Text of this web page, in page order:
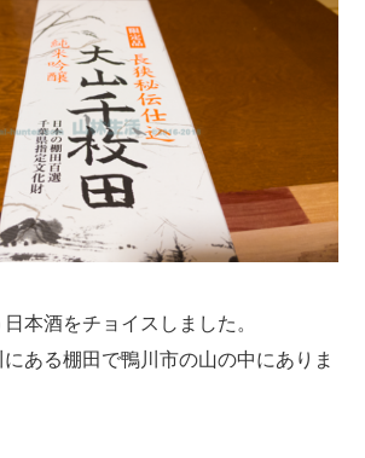
本酒をチョイスしました。
ある棚田で鴨川市の山の中にありま